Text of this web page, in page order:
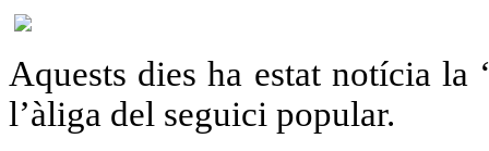
Aquests dies ha estat notícia la
l’àliga del seguici popular.